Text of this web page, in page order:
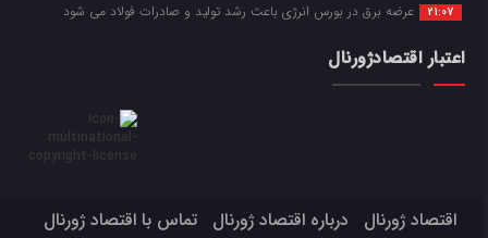
21:07 عرضه برق در بورس انرژی باعث رشد تولید و صادرات فولاد می شود
اعتبار اقتصادژورنال
اقتصاد ژورنال درباره اقتصاد ژورنال تماس با اقتصاد ژورنال